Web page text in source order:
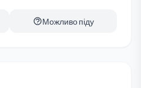
Можливо піду